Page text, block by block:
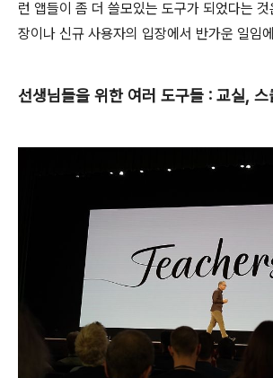
런 앱들이 좀 더 쓸모있는 도구가 되었다는
장이나 신규 사용자의 입장에서 반가운 일임
선생님들을 위한 여러 도구들 : 교실, 스